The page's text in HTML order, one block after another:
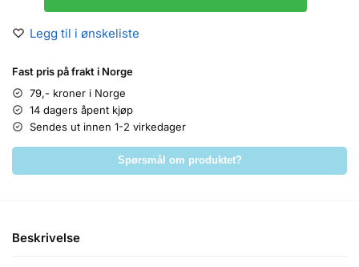
Legg til i ønskeliste
Fast pris på frakt i Norge
79,- kroner i Norge
14 dagers åpent kjøp
Sendes ut innen 1-2 virkedager
Spørsmål om produktet?
Beskrivelse